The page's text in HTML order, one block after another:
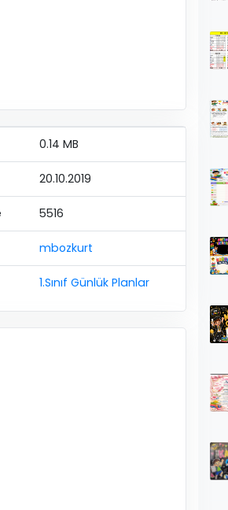
0.14 MB
20.10.2019
5516
mbozkurt
1.Sınıf Günlük Planlar